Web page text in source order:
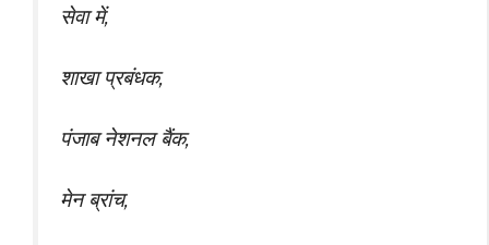
सेवा में,
शाखा प्रबंधक,
पंजाब नेशनल बैंक,
मेन ब्रांच,